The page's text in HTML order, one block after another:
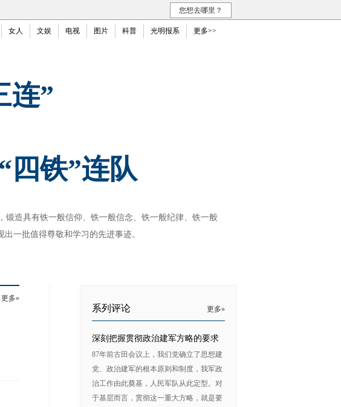
您想去哪里？
女人 文娱 电视 图片 科普 光明报系 更多>>
连”
铁”连队
造具有铁一般信仰、铁一般信念、铁一般纪律、铁一般
一批值得尊敬和学习的先进事迹。
更多»
系列评论 更多»
深刻把握贯彻政治建军方略的要求
87年前古田会议上，我们党确立了思想建
党、政治建军的根本原则和制度，我军政
治工作由此奠基，人民军队从此定型。对
于基层而言，贯彻这一重大方略，就是要